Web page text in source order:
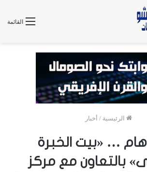
القائمة
الرئيسية / أخبار
هام … «بيت الخبرة
بالتعاون مع مركز